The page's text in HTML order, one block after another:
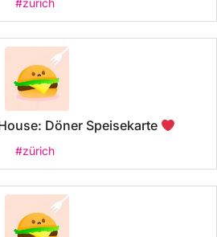
#zürich
Döner Speisekarte
#zürich